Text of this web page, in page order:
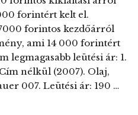
forintért kelt el.
forintos kezdőárról
ami 14 000 forintért
legmagasabb leütési ár: 1.
nélkül (2007). Olaj,
007. Leütési ár: 190 …